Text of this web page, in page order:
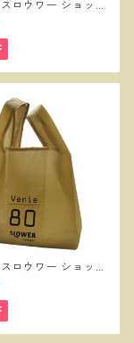
ロウワー ショッパ
ーニー L ブラック
ロウワー ショッパ
ーニー L サンド SL